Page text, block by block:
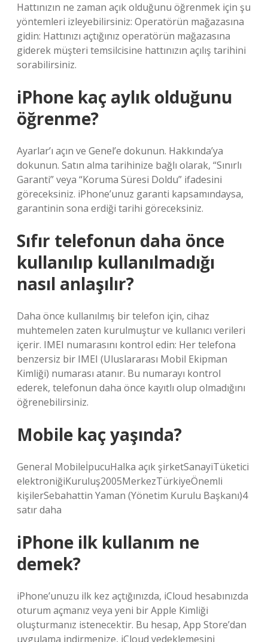
Hattınızın ne zaman açık olduğunu öğrenmek için şu
yöntemleri izleyebilirsiniz: Operatörün mağazasına
gidin: Hattınızı açtığınız operatörün mağazasına
giderek müşteri temsilcisine hattınızın açılış tarihini
sorabilirsiniz.
iPhone kaç aylık olduğunu
öğrenme?
Ayarlar’ı açın ve Genel’e dokunun. Hakkında’ya
dokunun. Satın alma tarihinize bağlı olarak, “Sınırlı
Garanti” veya “Koruma Süresi Doldu” ifadesini
göreceksiniz. iPhone’unuz garanti kapsamındaysa,
garantinin sona erdiği tarihi göreceksiniz.
Sıfır telefonun daha önce
kullanılıp kullanılmadığı
nasıl anlaşılır?
Daha önce kullanılmış bir telefon için, cihaz
muhtemelen zaten kurulmuştur ve kullanıcı verileri
içerir. IMEI numarasını kontrol edin: Her telefona
benzersiz bir IMEI (Uluslararası Mobil Ekipman
Kimliği) numarası atanır. Bu numarayı kontrol
ederek, telefonun daha önce kayıtlı olup olmadığını
öğrenebilirsiniz.
Mobile kaç yaşında?
General MobileİpucuHalka açık şirketSanayiTüketici
elektroniğiKuruluş2005MerkezTürkiyeÖnemli
kişilerSebahattin Yaman (Yönetim Kurulu Başkanı)4
satır daha
iPhone ilk kullanım ne
demek?
iPhone’unuzu ilk kez açtığınızda, iCloud hesabınızda
oturum açmanız veya yeni bir Apple Kimliği
oluşturmanız istenecektir. Bu hesap, App Store’dan
uygulama indirmenize, iCloud yedeklemesini